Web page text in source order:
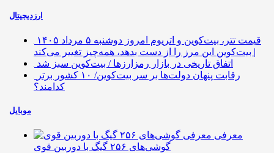
ارزدیجیتال
قیمت تتر، بیت‌کوین و اتریوم امروز دوشنبه ۵ مرداد ۱۴۰۵
| بیت‌کوین این مرز را از دست بدهد، همه‌چیز تغییر می‌کند
اتفاق تاریخی در بازار رمزارزها / بیت‌کوین سبز شد
رقابت پنهان دولت‌ها بر سر بیت‌کوین/ ۱۰ کشور برتر
کدامند؟
موبایل
معرفی
گوشی‌های ۲۵۶ گیگ با دوربین قوی